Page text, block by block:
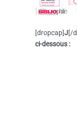
[dropcap]J[/
ci-dessous :